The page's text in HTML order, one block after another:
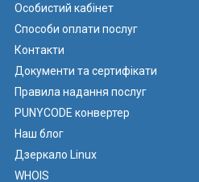
Особистий кабінет
Способи оплати послуг
Контакти
Документи та сертифікати
Правила надання послуг
PUNYCODE конвертер
Наш блог
Дзеркало Linux
WHOIS